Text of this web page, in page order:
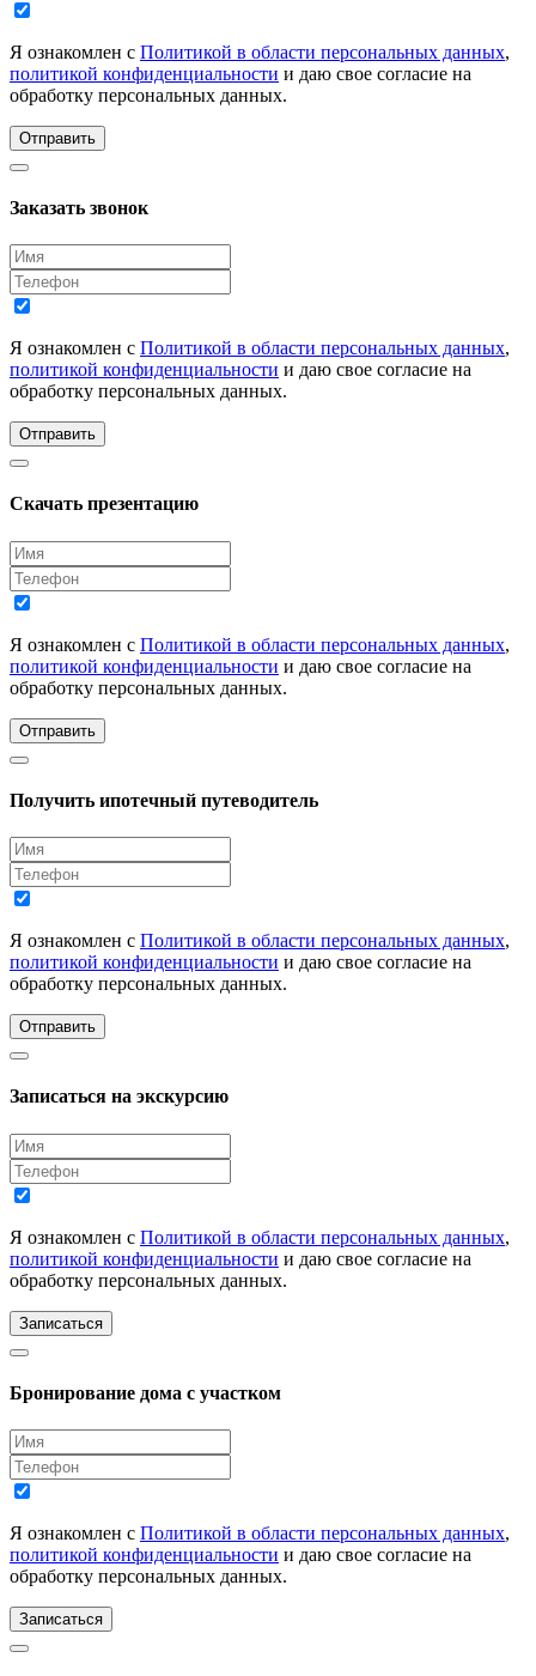
Я ознакомлен с Политикой в области персональных данных,
политикой конфиденциальности и даю свое согласие на
обработку персональных данных.
Отправить
Заказать звонок
Я ознакомлен с Политикой в области персональных данных,
политикой конфиденциальности и даю свое согласие на
обработку персональных данных.
Отправить
Скачать презентацию
Я ознакомлен с Политикой в области персональных данных,
политикой конфиденциальности и даю свое согласие на
обработку персональных данных.
Отправить
Получить ипотечный путеводитель
Я ознакомлен с Политикой в области персональных данных,
политикой конфиденциальности и даю свое согласие на
обработку персональных данных.
Отправить
Записаться на экскурсию
Я ознакомлен с Политикой в области персональных данных,
политикой конфиденциальности и даю свое согласие на
обработку персональных данных.
Записаться
Бронирование дома с участком
Я ознакомлен с Политикой в области персональных данных,
политикой конфиденциальности и даю свое согласие на
обработку персональных данных.
Записаться